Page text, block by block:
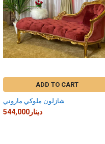
ADD TO CART
شازلون ملوكي ماروني
544,000دينار